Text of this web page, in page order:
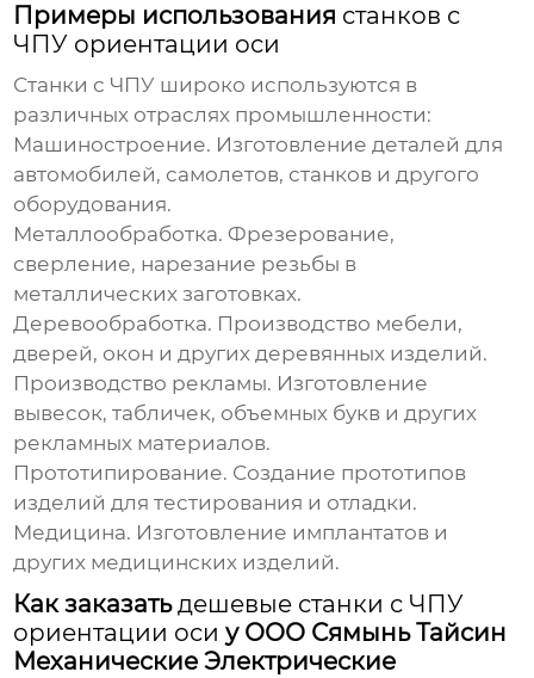
Примеры использования станков с
ЧПУ ориентации оси
Станки с ЧПУ широко используются в
различных отраслях промышленности:
Машиностроение. Изготовление деталей для
автомобилей, самолетов, станков и другого
оборудования.
Металлообработка. Фрезерование,
сверление, нарезание резьбы в
металлических заготовках.
Деревообработка. Производство мебели,
дверей, окон и других деревянных изделий.
Производство рекламы. Изготовление
вывесок, табличек, объемных букв и других
рекламных материалов.
Прототипирование. Создание прототипов
изделий для тестирования и отладки.
Медицина. Изготовление имплантатов и
других медицинских изделий.
Как заказатьдешевые станки с ЧПУ
ориентации оси у ООО Сямынь Тайсин
Механические Электрические